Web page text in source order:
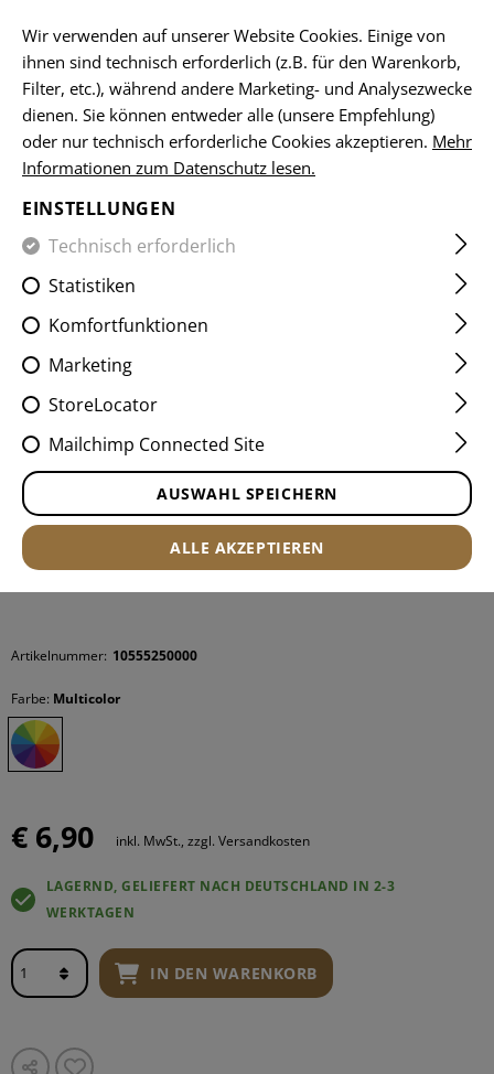
HOME EQUIPMENT ABZEICHEN WOVEN
LATVIA FLAG PATCH
Artikelnummer: 10555250000
Farbe: Multicolor
€ 6,90 inkl. MwSt., zzgl. Versandkosten
LAGERND, GELIEFERT NACH DEUTSCHLAND IN 2-3
WERKTAGEN
IN DEN WARENKORB
Wir verwenden auf unserer Website Cookies. Einige von
ihnen sind technisch erforderlich (z.B. für den Warenkorb,
Filter, etc.), während andere Marketing- und Analysezwecke
dienen. Sie können entweder alle (unsere Empfehlung)
oder nur technisch erforderliche Cookies akzeptieren. Mehr
Informationen zum Datenschutz lesen.
EINSTELLUNGEN
Technisch erforderlich
Statistiken
Komfortfunktionen
Marketing
StoreLocator
Mailchimp Connected Site
AUSWAHL SPEICHERN
ALLE AKZEPTIEREN